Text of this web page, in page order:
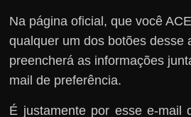
Na página oficial, que você
qualquer um dos botões desse
preencherá as informações
mail de preferência.
É justamente por esse e-mail